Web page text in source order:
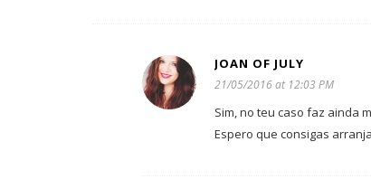
JOAN OF JULY
21/05/2016 at 12:03 PM
Sim, no teu caso faz ainda
Espero que consigas